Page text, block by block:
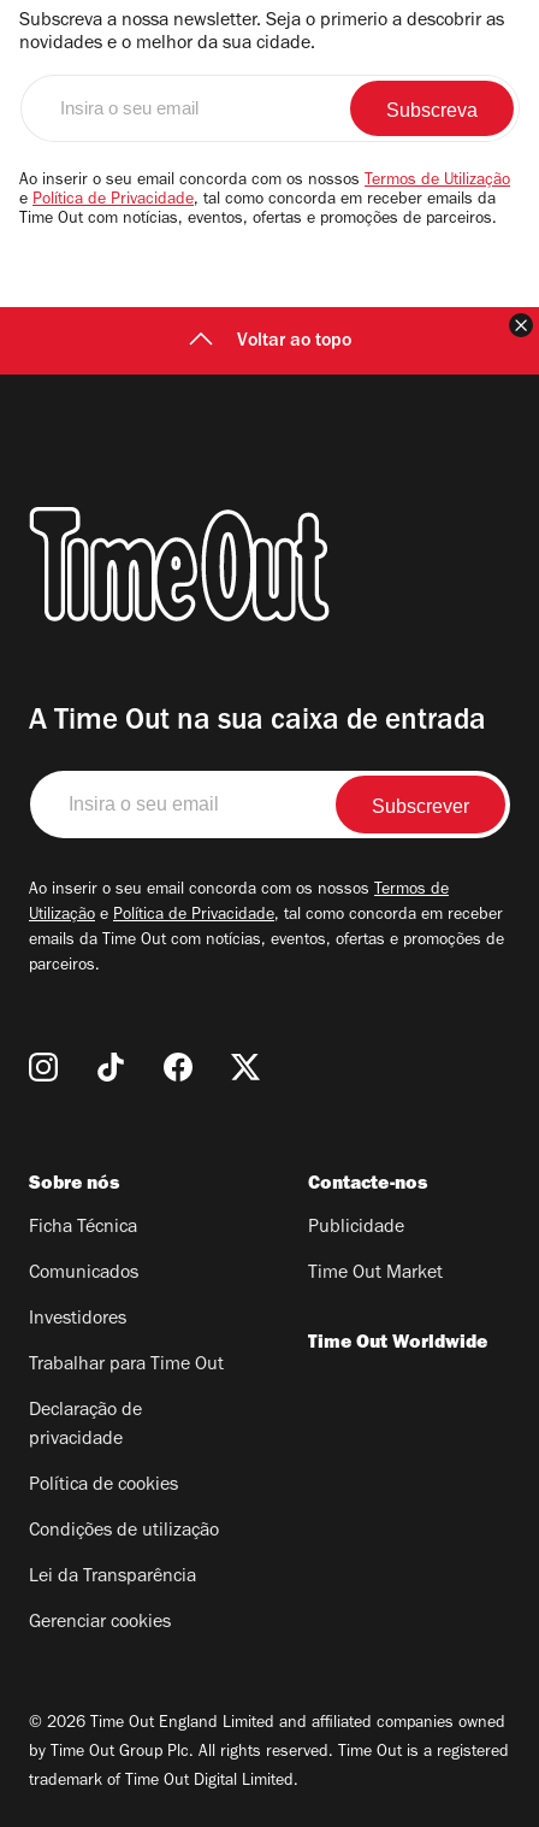
Subscreva a nossa newsletter. Seja o primerio a descobrir as
novidades e o melhor da sua cidade.
email
Ao inserir o seu email concorda com os nossos Termos de Utilização
e Política de Privacidade, tal como concorda em receber emails da
Time Out com notícias, eventos, ofertas e promoções de parceiros.
Voltar ao topo
A Time Out na sua caixa de entrada
Insira
o
seu
Ao inserir o seu email concorda com os nossos Termos de
Utilização e Política de Privacidade, tal como concorda em receber
emails da Time Out com notícias, eventos, ofertas e promoções de
parceiros.
Sobre nós
Ficha Técnica
Comunicados
Investidores
Trabalhar para Time Out
Declaração de
privacidade
Política de cookies
Condições de utilização
Lei da Transparência
Gerenciar cookies
Contacte-nos
Publicidade
Time Out Market
Time Out Worldwide
© 2026 Time Out England Limited and affiliated companies owned
by Time Out Group Plc. All rights reserved. Time Out is a registered
trademark of Time Out Digital Limited.